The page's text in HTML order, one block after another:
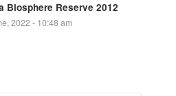
Biosphere Reserve 2012
2022 - 10:48 am